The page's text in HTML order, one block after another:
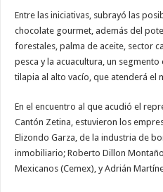
Entre las iniciativas, subrayó las
chocolate gourmet, además del
forestales, palma de aceite, sector
pesca y la acuacultura, un
tilapia al alto vacío, que atenderá el
En el encuentro al que acudió el
Cantón Zetina, estuvieron los
Elizondo Garza, de la industria de
inmobiliario; Roberto Dillon
Mexicanos (Cemex), y Adrián